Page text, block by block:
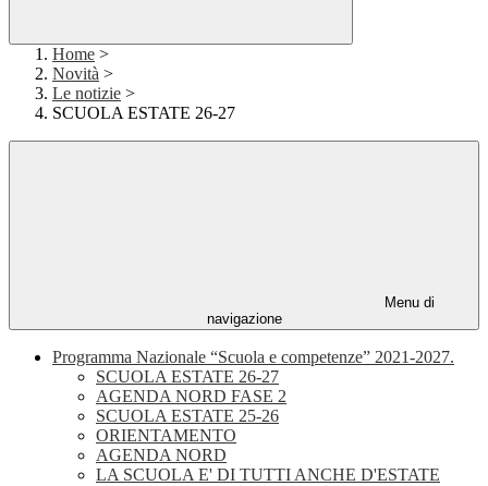
Home >
Novità >
Le notizie >
SCUOLA ESTATE 26-27
Menu di
navigazione
Programma Nazionale “Scuola e competenze” 2021-2027.
SCUOLA ESTATE 26-27
AGENDA NORD FASE 2
SCUOLA ESTATE 25-26
ORIENTAMENTO
AGENDA NORD
LA SCUOLA E' DI TUTTI ANCHE D'ESTATE